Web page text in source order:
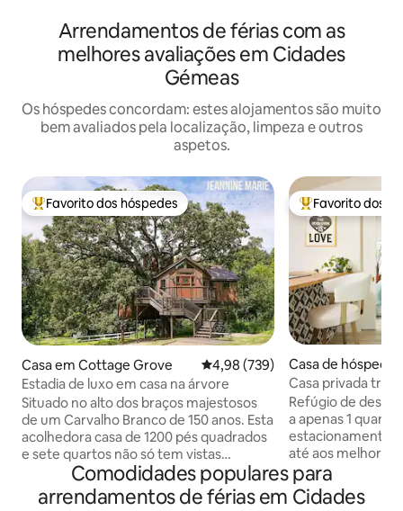
Arrendamentos de férias com as
melhores avaliações em Cidades
Gémeas
Os hóspedes concordam: estes alojamentos são muito
bem avaliados pela localização, limpeza e outros
aspetos.
Favoritos dos hóspedes mais apreciados
Favorito dos hóspedes
Casa em Cottage Grove Classificação média de 4,98 em
4,98 (739)
Estadia de luxo em casa na árvore
Situado no alto dos braços majestosos
de um Carvalho Branco de 150 anos. Esta
acolhedora casa de 1200 pés quadrados
e sete quartos não só tem vistas
deslumbrantes, mas também tem
surpresas encantadoras e deliciosas
dignas de um conto de fadas. Suba 40
Favoritos dos
Favorito dos
Casa de
eapolis
Casa privada
Uptown
Refúgio de
a apenas 1
estacionamento
até aos melhores
Wrecktangle
Arcade ou o
um quarto
Comodidades populares para
arrendamentos de férias em Cidades